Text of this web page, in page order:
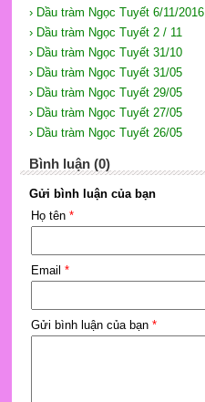
› Dầu tràm Ngọc Tuyết 6/11/2016
› Dầu tràm Ngọc Tuyết 2 / 11
› Dầu tràm Ngọc Tuyết 31/10
› Dầu tràm Ngọc Tuyết 31/05
› Dầu tràm Ngọc Tuyết 29/05
› Dầu tràm Ngọc Tuyết 27/05
› Dầu tràm Ngọc Tuyết 26/05
Bình luận (0)
Gửi bình luận của bạn
Họ tên *
Email *
Gửi bình luận của bạn *